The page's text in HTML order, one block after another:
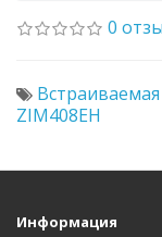
0
ZIM408EH
Информация